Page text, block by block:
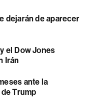
dejarán de aparecer
el Dow Jones
Irán
ante la
Trump